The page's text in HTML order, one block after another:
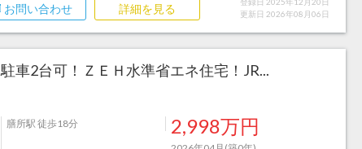
お問い合わせ 詳細を見る
更新日 2026年08月06日
2台可！ＺＥＨ水準省エネ住宅！JR...
膳所駅 徒歩18分 2,998万円